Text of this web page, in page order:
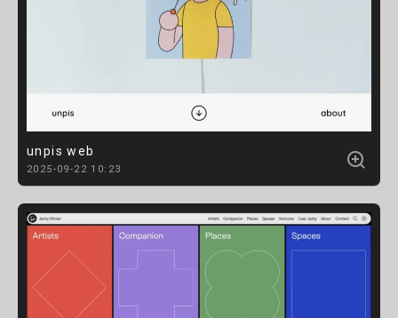
unpis web
2025-09-22 10:23